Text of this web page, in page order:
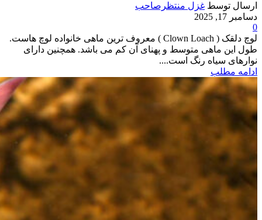
ارسال توسط غزل منتظرصاحب
دسامبر 17, 2025
0
لوچ دلقک ( Clown Loach ) معروف ترین ماهی خانواده لوچ هاست.
طول این ماهی متوسط و پهنای آن کم می باشد. همچنین دارای
نوارهای سیاه رنگ است....
ادامه مطلب